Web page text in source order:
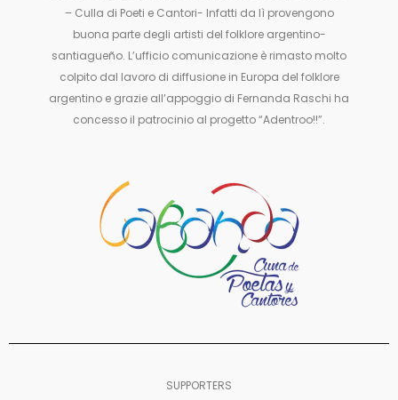
– Culla di Poeti e Cantori- Infatti da lì provengono
buona parte degli artisti del folklore argentino-
santiagueño. L’ufficio comunicazione è rimasto molto
colpito dal lavoro di diffusione in Europa del folklore
argentino e grazie all’appoggio di Fernanda Raschi ha
concesso il patrocinio al progetto “Adentroo!!”.
SUPPORTERS